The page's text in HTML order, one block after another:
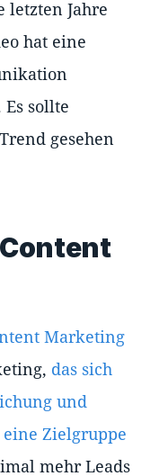
letzten Jahre
hat eine
sollte
gesehen
Marketing
das sich
und
Zielgruppe
mehr Leads